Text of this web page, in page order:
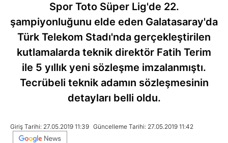
Spor Toto Süper Lig'de 22.
şampiyonluğunu elde eden Galatasaray'da
Türk Telekom Stadı'nda gerçekleştirilen
kutlamalarda teknik direktör Fatih Terim
ile 5 yıllık yeni sözleşme imzalanmıştı.
Tecrübeli teknik adamın sözleşmesinin
detayları belli oldu.
Giriş Tarihi: 27.05.2019 11:39 Güncelleme Tarihi: 27.05.2019 11:42